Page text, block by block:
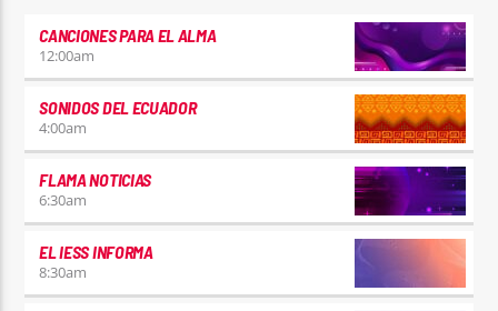
CANCIONES PARA EL ALMA
12:00am
SONIDOS DEL ECUADOR
4:00am
FLAMA NOTICIAS
6:30am
EL IESS INFORMA
8:30am